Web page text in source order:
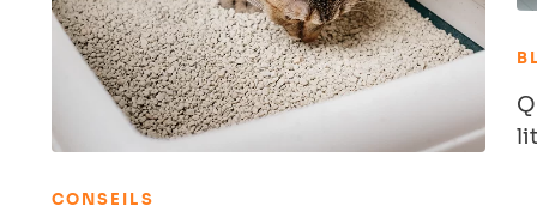
CONSEILS